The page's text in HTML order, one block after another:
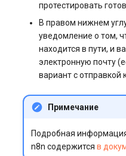
протестировать
В правом нижнем
уведомление о том,
находится в пути, и
электронную почту
вариант с отправкой
Примечание
Подробная
n8n содержится в